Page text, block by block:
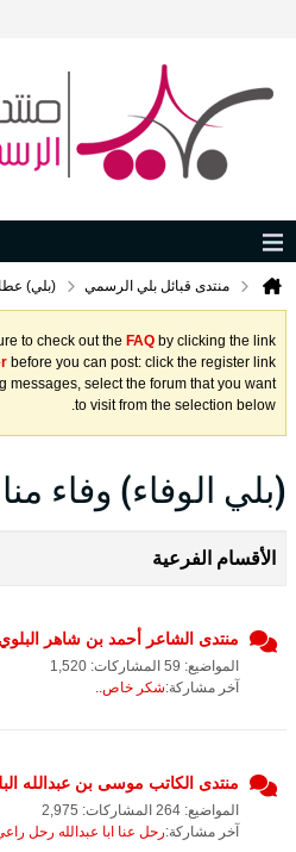
منتدى قبائل بلي الرسمي (بلي)
to check out the FAQ by clicking the link
before you can post: click the register link
messages, select the forum that you want
to visit from the selection below.
(بلي الوفاء) وفاء
الأقسام الفرعية
منتدى الشاعر أحمد بن شاهر
المواضيع: 59 المشاركات: 1,520
آخر مشاركة:شكر خاص..
منتدى الكاتب موسى بن عبدالله
المواضيع: 264 المشاركات: 2,975
آخر مشاركة:رحل عنا ابا عبدالله رحل